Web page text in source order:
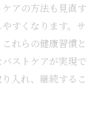
アの方法も見直す
すくなります。サ
れらの健康習慣と
ストケアが実現で
入れ、継続するこ